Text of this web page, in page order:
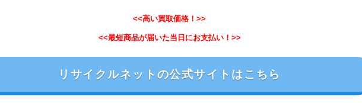
<<高い買取価格！>>
<<最短商品が届いた当日にお支払い！>>
リサイクルネットの公式サイトはこちら